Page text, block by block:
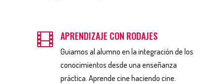
 APRENDIZAJE CON RODAJES
Guiamos al alumno en la integración de los
conocimientos desde una enseñanza
práctica. Aprende cine haciendo cine.